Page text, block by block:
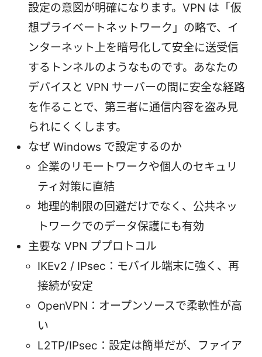
設定の意図が明確になります。VPN は「仮
想プライベートネットワーク」の略で、イ
ンターネット上を暗号化して安全に送受信
するトンネルのようなものです。あなたの
デバイスと VPN サーバーの間に安全な経路
を作ることで、第三者に通信内容を盗み見
られにくくします。
なぜ Windows で設定するのか
企業のリモートワークや個人のセキュリ
ティ対策に直結
地理的制限の回避だけでなく、公共ネッ
トワークでのデータ保護にも有効
主要な VPN ププロトコル
IKEv2 / IPsec：モバイル端末に強く、再
接続が安定
OpenVPN：オープンソースで柔軟性が高
い
L2TP/IPsec：設定は簡単だが、ファイア